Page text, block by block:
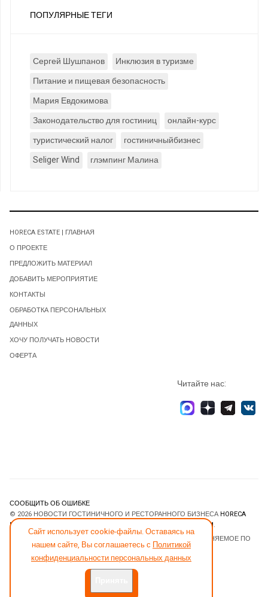
ПОПУЛЯРНЫЕ ТЕГИ
Сергей Шушпанов
Инклюзия в туризме
Питание и пищевая безопасность
Мария Евдокимова
Законодательство для гостиниц
онлайн-курс
туристический налог
гостиничныйбизнес
Seliger Wind
глэмпинг Малина
Сайт использует cookie-файлы. Оставаясь на
нашем сайте, Вы соглашаетесь с Политикой
конфиденциальности персональных данных
HORECA ESTATE | ГЛАВНАЯ
О ПРОЕКТЕ
ПРЕДЛОЖИТЬ МАТЕРИАЛ
ДОБАВИТЬ МЕРОПРИЯТИЕ
КОНТАКТЫ
ОБРАБОТКА ПЕРСОНАЛЬНЫХ
ДАННЫХ
ХОЧУ ПОЛУЧАТЬ НОВОСТИ
ОФЕРТА
Читайте нас:
СООБЩИТЬ ОБ ОШИБКЕ
© 2026 НОВОСТИ ГОСТИНИЧНОГО И РЕСТОРАННОГО БИЗНЕСА HORECA
ESTATE
JOOMLART.COM.
- ПРОГРАММНОЕ ОБЕСПЕЧЕНИЕ, РАСПРОСТРАНЯЕМОЕ ПО
ЛИЦЕНЗИИGNU GENERAL PUBLIC LICENSE.